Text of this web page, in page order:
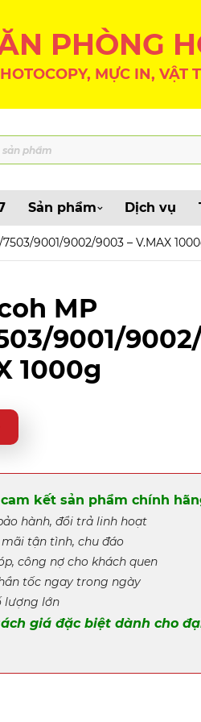
PHÒNG
MỰC IN, VẬT
Sản phẩm Dịch vụ
9001/9002/9003 – V.MAX
MP
9001/
1000g
cam kết sản phẩm chính
hành, đổi trả linh hoạt
tận tình, chu đáo
công nợ cho khách quen
tốc ngay trong ngày
lượng lớn
giá đặc biệt dành cho